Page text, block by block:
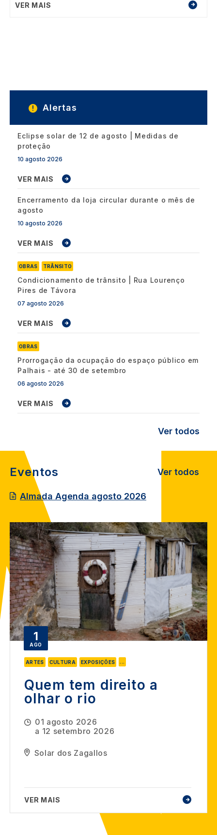
VER MAIS
Alertas
Eclipse solar de 12 de agosto | Medidas de
proteção
10 agosto 2026
VER MAIS
Encerramento da loja circular durante o mês de
agosto
10 agosto 2026
VER MAIS
OBRAS TRÂNSITO
Condicionamento de trânsito | Rua Lourenço
Pires de Távora
07 agosto 2026
VER MAIS
OBRAS
Prorrogação da ocupação do espaço público em
Palhais - até 30 de setembro
06 agosto 2026
VER MAIS
Ver todos
Eventos
Almada Agenda agosto 2026
Ver todos
Image
1
AGO
ARTES CULTURA EXPOSIÇÕES ...
Quem tem direito a
olhar o rio
01 agosto 2026
a 12 setembro 2026
Solar dos Zagallos
VER MAIS